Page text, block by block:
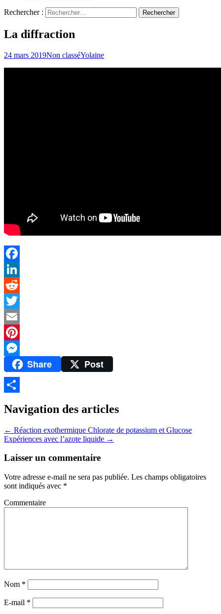
Rechercher :
La diffraction
24 mars 2019Non classéYolaine
Facebook
LinkedIn
Reddit
Twitter
Email
Pinterest
MessengerShare Post
Navigation des articles
← Réaction exothermique Chlorate de potassium et Glucose
Expériences avec l’azote liquide →
Laisser un commentaire
Votre adresse e-mail ne sera pas publiée. Les champs obligatoires
sont indiqués avec *
Commentaire
Nom *
E-mail *